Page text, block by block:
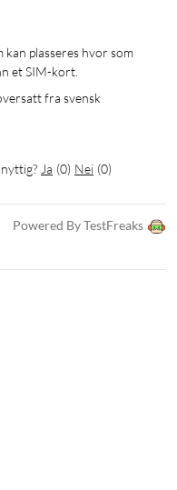
et SIM-kort.
fra svensk
Ja (0) Nei (0)
Powered By TestFreaks